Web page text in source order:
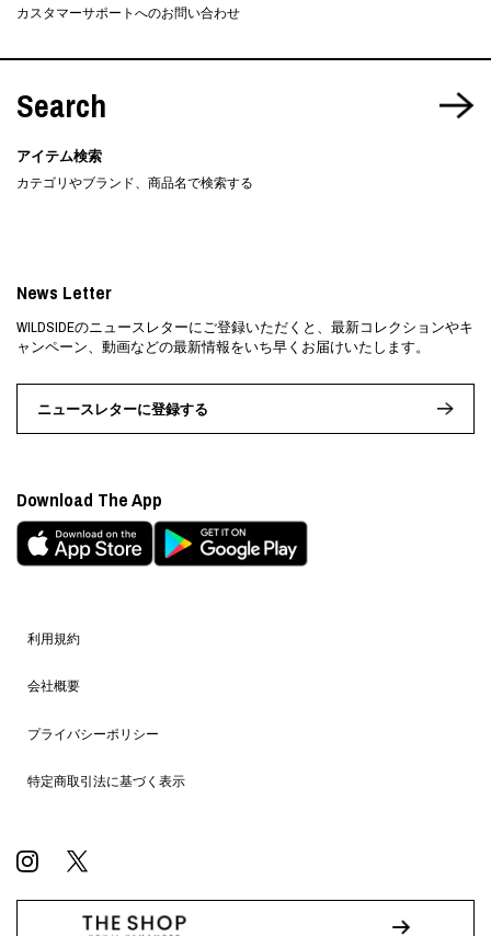
カスタマーサポートへのお問い合わせ
Search
アイテム検索
カテゴリやブランド、商品名で検索する
利用規約
会社概要
プライバシーポリシー
特定商取引法に基づく表示
News Letter
WILDSIDEのニュースレターにご登録いただくと、最新コレクションやキ
ャンペーン、動画などの最新情報をいち早くお届けいたします。
ニュースレターに登録する
Download The App